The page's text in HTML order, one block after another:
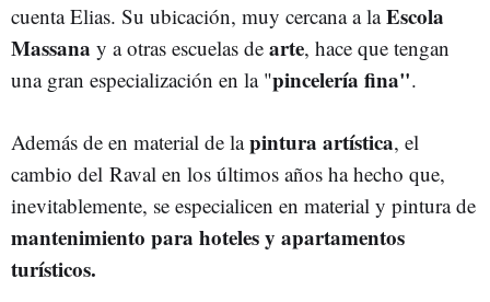
cuenta Elias. Su ubicación, muy cercana a laEscola
Massana y a otras escuelas de arte, hace que tengan
una gran especialización en la "pincelería fina".
Además de en material de lapintura artística, el
cambio del Raval en los últimos años ha hecho que,
inevitablemente, se especialicen en material y pintura de
mantenimiento para hoteles y apartamentos
turísticos.